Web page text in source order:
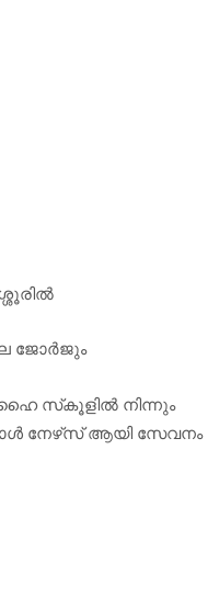
ജോര്‍ജും
ഹൈ സ്‌കൂളില്‍ നിന്നും
നേഴ്‌സ് ആയി സേവനം